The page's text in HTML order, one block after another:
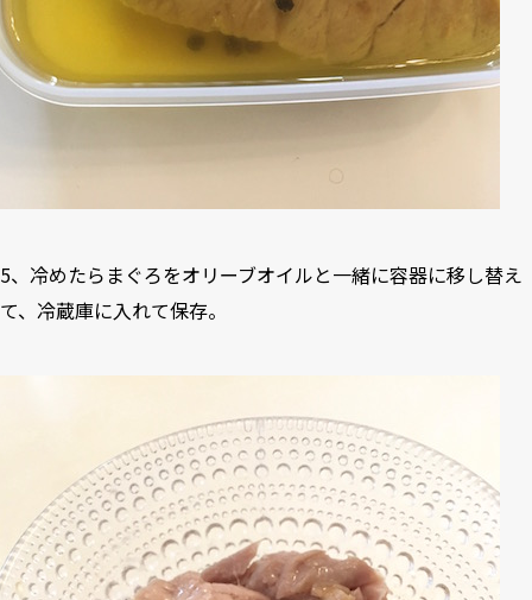
5、冷めたらまぐろをオリーブオイルと一緒に容器に移し替え
て、冷蔵庫に入れて保存。